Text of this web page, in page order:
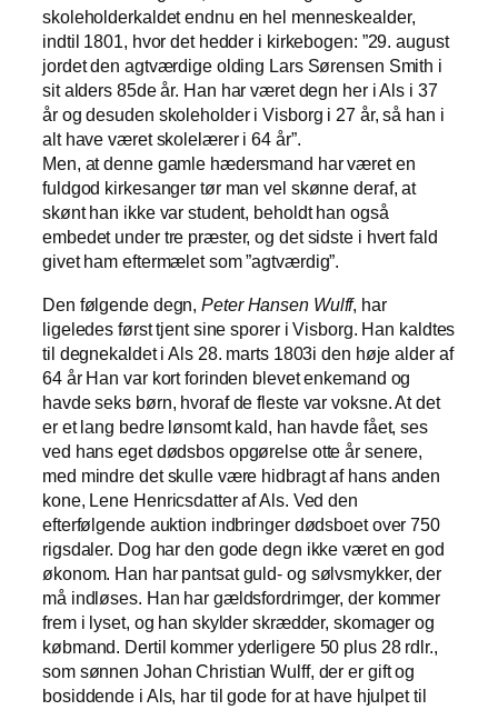
skoleholderkaldet endnu en hel menneskealder,
indtil 1801, hvor det hedder i kirkebogen: ”29. august
jordet den agtværdige olding Lars Sørensen Smith i
sit alders 85de år. Han har været degn her i Als i 37
år og desuden skoleholder i Visborg i 27 år, så han i
alt have været skolelærer i 64 år”.
Men, at denne gamle hædersmand har været en
fuldgod kirkesanger tør man vel skønne deraf, at
skønt han ikke var student, beholdt han også
embedet under tre præster, og det sidste i hvert fald
givet ham eftermælet som ”agtværdig”.
Den følgende degn, Peter Hansen Wulff, har
ligeledes først tjent sine sporer i Visborg. Han kaldtes
til degnekaldet i Als 28. marts 1803i den høje alder af
64 år Han var kort forinden blevet enkemand og
havde seks børn, hvoraf de fleste var voksne. At det
er et lang bedre lønsomt kald, han havde fået, ses
ved hans eget dødsbos opgørelse otte år senere,
med mindre det skulle være hidbragt af hans anden
kone, Lene Henricsdatter af Als. Ved den
efterfølgende auktion indbringer dødsboet over 750
rigsdaler. Dog har den gode degn ikke været en god
økonom. Han har pantsat guld- og sølvsmykker, der
må indløses. Han har gældsfordrimger, der kommer
frem i lyset, og han skylder skrædder, skomager og
købmand. Dertil kommer yderligere 50 plus 28 rdlr.,
som sønnen Johan Christian Wulff, der er gift og
bosiddende i Als, har til gode for at have hjulpet til